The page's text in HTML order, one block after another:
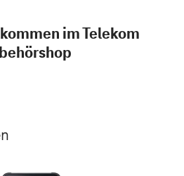
im Telekom